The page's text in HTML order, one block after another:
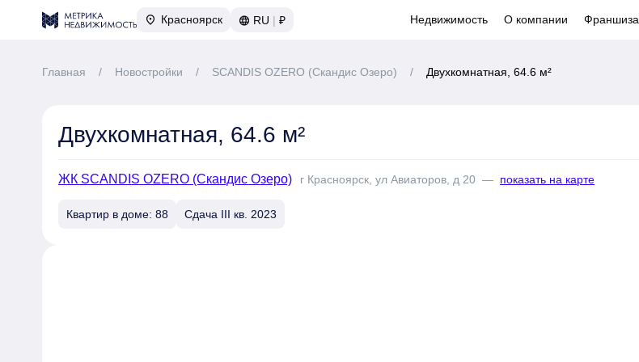
Красноярск RU | ₽ Недвижимость О компании Франшиза
Главная / Новостройки / SCANDIS OZERO (Скандис Озеро) / Двухкомнатная, 64.6 м²
Двухкомнатная, 64.6 м²
ЖК SCANDIS OZERO (Скандис Озеро) г Красноярск, ул Авиаторов, д 20 — показать на карте
Квартир в доме: 88 Сдача III кв. 2023